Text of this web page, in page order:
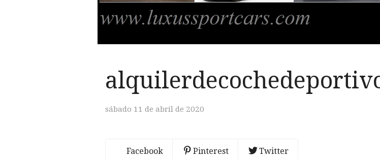
sábado 11 de abril de 2020
Facebook Pinterest Twitter